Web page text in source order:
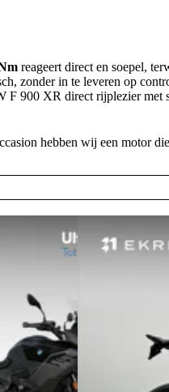
reageert direct en soepel,
zonder in te leveren op
900 XR direct rijplezier met
hebben wij een motor